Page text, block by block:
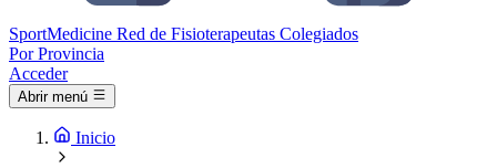
SportMedicine Red de Fisioterapeutas Colegiados
Por Provincia
Acceder
Abrir menú
Inicio